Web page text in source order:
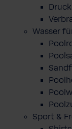
Wasser
Sport &